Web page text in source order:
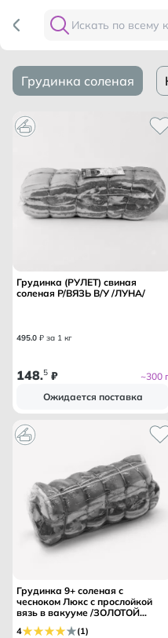
Грудинка соленая
Грудинка (РУЛЕТ) свиная
соленая Р/ВЯЗЬ В/У /ЛУНА/
495.0 ₽ за 1 кг
148.5 ₽
~300 г
Ожидается поставка
Грудинка 9+ соленая с
чесноком Люкс с прослойкой
вязь в вакууме /ЗОЛОТОЙ
РЕГИОН МК/
4 (1)